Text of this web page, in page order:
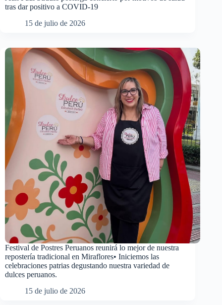
tras dar positivo a COVID-19
15 de julio de 2026
Festival de Postres Peruanos reunirá lo mejor de nuestra
repostería tradicional en Miraflores• Iniciemos las
celebraciones patrias degustando nuestra variedad de
dulces peruanos.
15 de julio de 2026